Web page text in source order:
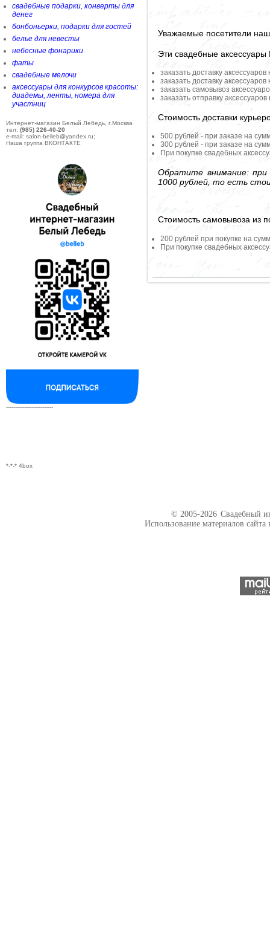
свадебные подарки, конверты для
денег
бонбоньерки, подарки для гостей
белье для невесты
небесные фонарики
фаты
свадебные мелочи
аксессуары для конкурсов красоты:
диадемы, ленты, номера для
участниц
Интернет-магазин Белый Лебедь, г.Москва
тел: (985) 226-40-20
e-mail: salon-belleb@yandex.ru;
Наша группа ВКОНТАКТЕ
--------------------------
*-*-* 4box
Уважаемые посетители
Эти свадебные
заказать доставку
заказать доставку
заказать самовывоз
заказать отправку
Стоимость доставки
500 рублей - при заказе на
300 рублей - при заказе на
При покупке свадебных
Обратите внимание: при
1000 рублей, то есть
Стоимость самовывоза из
200 рублей при покупке на
При покупке свадебных
© 2005-2026 Свадебный
Использование материалов